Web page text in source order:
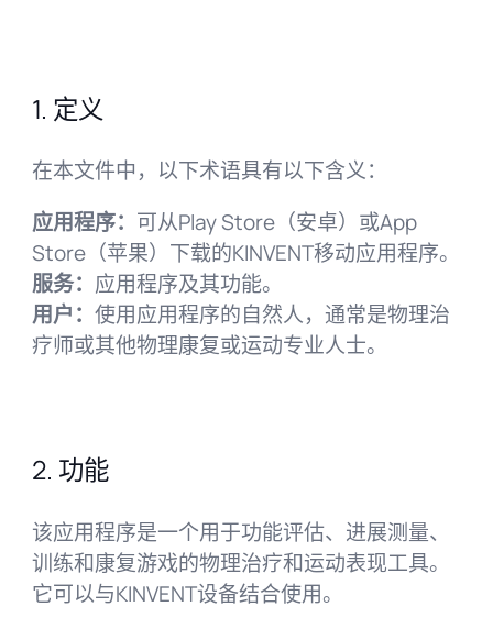
1. 定义
在本文件中，以下术语具有以下含义：
应用程序： 可从Play Store（安卓）或App
Store（苹果）下载的KINVENT移动应用程序。
服务： 应用程序及其功能。
用户： 使用应用程序的自然人，通常是物理治
疗师或其他物理康复或运动专业人士。
2. 功能
该应用程序是一个用于功能评估、进展测量、
训练和康复游戏的物理治疗和运动表现工具。
它可以与KINVENT设备结合使用。